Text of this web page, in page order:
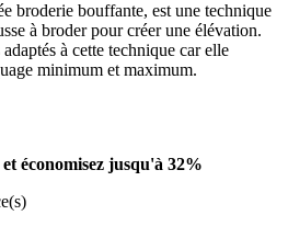
broderie bouffante, est une technique
à broder pour créer une élévation.
à cette technique car elle
minimum et maximum.
économisez jusqu'à 32%